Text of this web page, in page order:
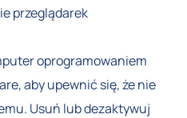
przeglądarek
oprogramowaniem
aby upewnić się, że nie
Usuń lub dezaktywuj